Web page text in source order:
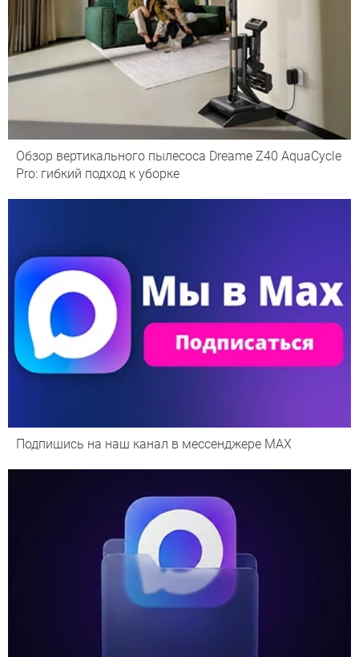
Обзор вертикального пылесоса Dreame Z40 AquaCycle
Pro: гибкий подход к уборке
Подпишись на наш канал в мессенджере МАХ